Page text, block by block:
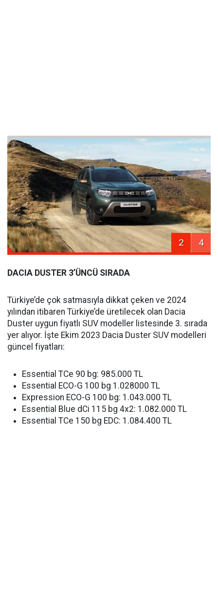
2 4
DACIA DUSTER 3’ÜNCÜ SIRADA
Türkiye’de çok satmasıyla dikkat çeken ve 2024
yılından itibaren Türkiye’de üretilecek olan Dacia
Duster uygun fiyatlı SUV modeller listesinde 3. sırada
yer alıyor. İşte Ekim 2023 Dacia Duster SUV modelleri
güncel fiyatları:
Essential TCe 90 bg: 985.000 TL
Essential ECO-G 100 bg 1.028000 TL
Expression ECO-G 100 bg: 1.043.000 TL
Essential Blue dCi 115 bg 4x2: 1.082.000 TL
Essential TCe 150 bg EDC: 1.084.400 TL